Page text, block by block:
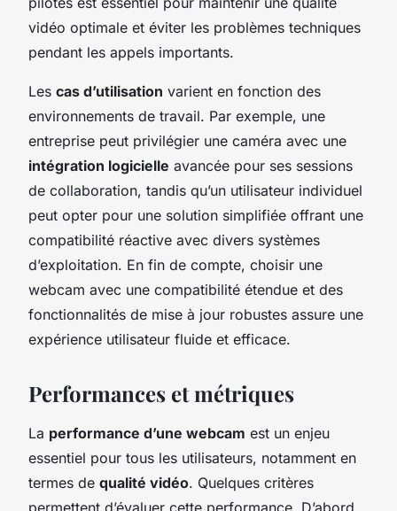
vidéo optimale et éviter les problèmes techniques
pendant les appels importants.
Les cas d’utilisation varient en fonction des
environnements de travail. Par exemple, une
entreprise peut privilégier une caméra avec une
intégration logicielle avancée pour ses sessions
de collaboration, tandis qu’un utilisateur individuel
peut opter pour une solution simplifiée offrant une
compatibilité réactive avec divers systèmes
d’exploitation. En fin de compte, choisir une
webcam avec une compatibilité étendue et des
fonctionnalités de mise à jour robustes assure une
expérience utilisateur fluide et efficace.
Performances et métriques
La performance d’une webcam est un enjeu
essentiel pour tous les utilisateurs, notamment en
termes de qualité vidéo. Quelques critères
permettent d’évaluer cette performance. D’abord,